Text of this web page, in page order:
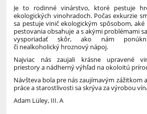
Je to rodinné vinárstvo, ktoré pestuje
ekologických vinohradoch. Počas exkurzie
sa pestuje vinič ekologickým spôsobom,
pestovania obsahuje a s akými problémami
vysporiadať skôr, ako nám
či nealkoholický hroznový nápoj.
Najviac nás zaujali krásne upravené
priestory a nádherný výhľad na okoloitú
Návšteva bola pre nás zaujímavým zážitkom
práce a starostlivosti sa skrýva za výrobou
Adam Lüley, III. A